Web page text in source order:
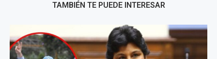
TAMBIÉN TE PUEDE INTERESAR